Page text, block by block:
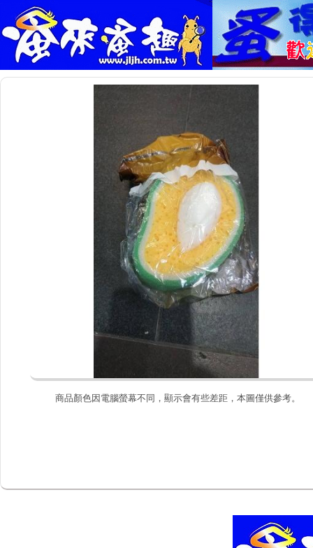
商品顏色因電腦螢幕不同，顯示會有些差距，本圖僅供參考。